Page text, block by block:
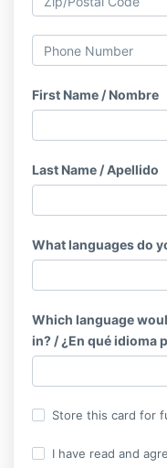
First Name / Nombre
Last Name / Apellido
What languages do
Which language
in? / ¿En qué idioma
Store this card for
I have read and